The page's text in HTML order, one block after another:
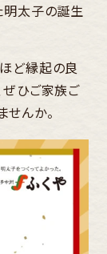
太子の誕生
ど縁起の良
ぜひご家族ご
んか。